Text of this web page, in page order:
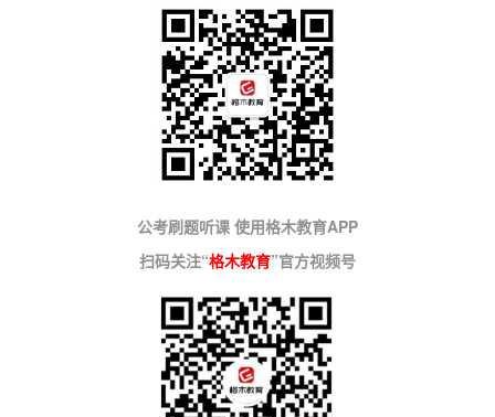
公考刷题听课 使用格木教育APP
扫码关注“格木教育”官方视频号